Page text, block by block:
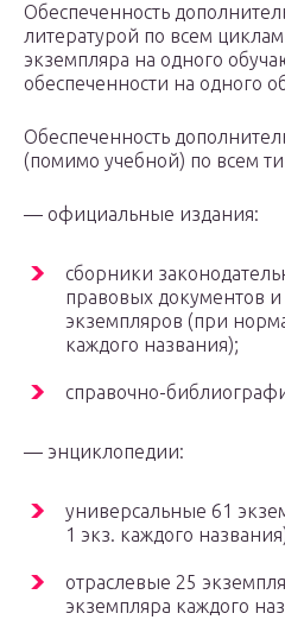
Обеспеченность
литературой по всем
экземпляра на одного
обеспеченности на одного
Обеспеченность
(помимо учебной) по всем
— официальные издания:
сборники
правовых документов
экземпляров (при
каждого названия);
справочно-
— энциклопедии:
универсальные 61
1 экз. каждого
отраслевые 25
экземпляра каждого